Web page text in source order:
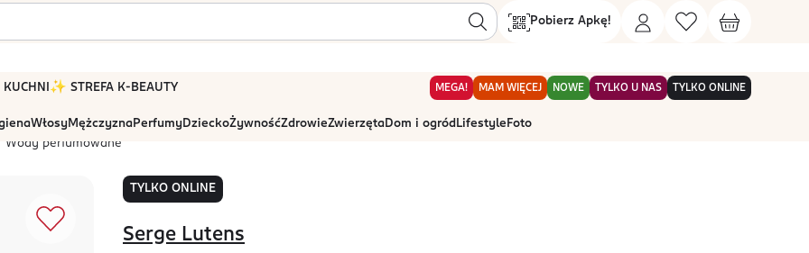
Pobierz Apkę!
KUCHNI ✨ STREFA K-BEAUTY MEGA! MAM WIĘCEJ NOWE TYLKO U NAS TYLKO ONLINE
WłosyMężczyznaPerfumyDzieckoŻywnośćZdrowieZwierzętaDom i ogród Lifestyle Foto
Wody perfumowane
TYLKO ONLINE
Serge Lutens